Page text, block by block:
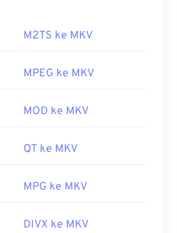
satu di atas yang
pemutar media VLC
Hal ini penting karena
tidak mendukungnya.
M2TS ke MKV
MPEG ke MKV
MOD ke MKV
QT ke MKV
MPG ke MKV
DIVX ke MKV